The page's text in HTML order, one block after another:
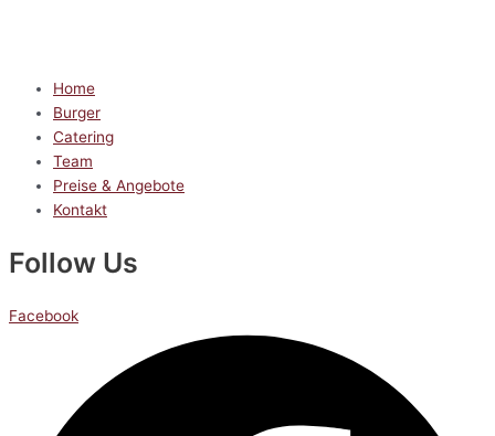
Home
Burger
Catering
Team
Preise & Angebote
Kontakt
Follow Us
Facebook